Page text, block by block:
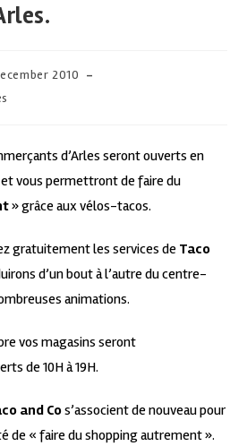
2010
d’Arles seront ouverts en
et vous permettront de faire du
» grâce aux vélos-tacos.
gratuitement les services de Taco
d’un bout à l’autre du centre-
animations.
vos magasins seront
de 10H à 19H.
and Cos’associent de nouveau pour
de « faire du shopping autrement ».